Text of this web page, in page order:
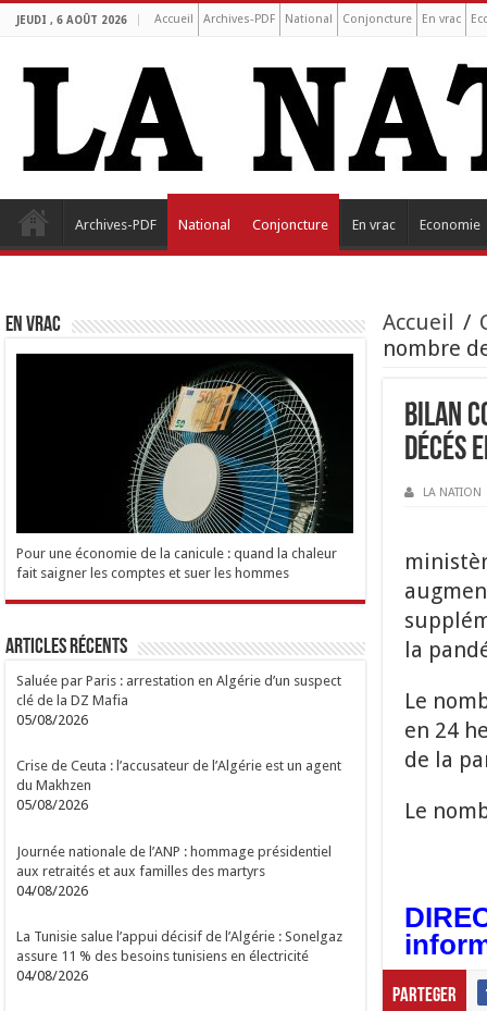
JEUDI , 6 AOÛT 2026 Accueil Archives-PDF National Conjoncture En vrac
Archives-PDF National Conjoncture En vrac Economie
Accueil /
nombre
Bilan
décés
LA NATION
la
Le
en 24
de la
Le
Parteger
EN VRAC
Pour une économie de la canicule : quand la chaleur
fait saigner les comptes et suer les hommes
Articles Récents
Saluée par Paris : arrestation en Algérie d’un suspect
clé de la DZ Mafia
05/08/2026
Crise de Ceuta : l’accusateur de l’Algérie est un agent
du Makhzen
05/08/2026
Journée nationale de l’ANP : hommage présidentiel
aux retraités et aux familles des martyrs
04/08/2026
La Tunisie salue l’appui décisif de l’Algérie : Sonelgaz
assure 11 % des besoins tunisiens en électricité
04/08/2026